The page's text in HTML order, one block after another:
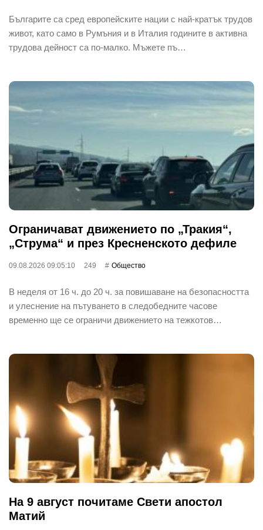
Българите са сред европейските нации с най-кратък трудов
живот, като само в Румъния и в Италия годините в активна
трудова дейност са по-малко. Мъжете пъ…
Ограничават движението по „Тракия“,
„Струма“ и през Кресненското дефиле
09.08.2026 09:05:10 249 Общество
В неделя от 16 ч. до 20 ч. за повишаване на безопасността
и улеснение на пътуването в следобедните часове
временно ще се ограничи движението на тежкотов…
На 9 август почитаме Свети апостол
Матий